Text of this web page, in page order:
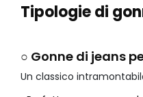
Tipologie di
○ Gonne di jeans
Un classico